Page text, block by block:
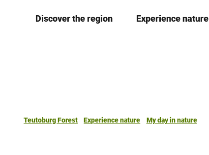
Discover the region Experience nature
Teutoburg Forest Experience nature
My day in nature